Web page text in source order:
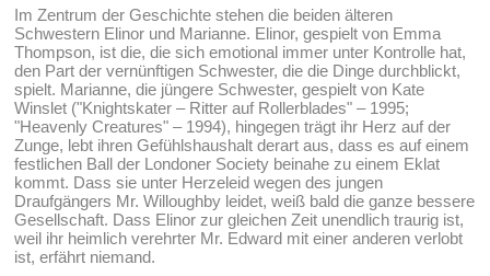
Im Zentrum der Geschichte stehen die beiden älteren
Schwestern Elinor und Marianne. Elinor, gespielt von Emma
Thompson, ist die, die sich emotional immer unter Kontrolle hat,
den Part der vernünftigen Schwester, die die Dinge durchblickt,
spielt. Marianne, die jüngere Schwester, gespielt von Kate
Winslet ("Knightskater – Ritter auf Rollerblades" – 1995;
"Heavenly Creatures" – 1994), hingegen trägt ihr Herz auf der
Zunge, lebt ihren Gefühlshaushalt derart aus, dass es auf einem
festlichen Ball der Londoner Society beinahe zu einem Eklat
kommt. Dass sie unter Herzeleid wegen des jungen
Draufgängers Mr. Willoughby leidet, weiß bald die ganze bessere
Gesellschaft. Dass Elinor zur gleichen Zeit unendlich traurig ist,
weil ihr heimlich verehrter Mr. Edward mit einer anderen verlobt
ist, erfährt niemand.